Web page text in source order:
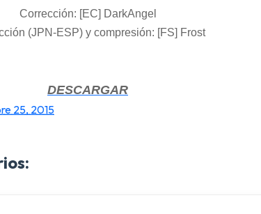
Corrección: [EC] DarkAngel
(JPN-ESP) y compresión: [FS] Frost
DESCARGAR
25, 2015